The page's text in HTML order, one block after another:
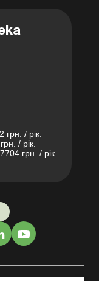
грн. / рік.
/ рік.
грн. / рік.